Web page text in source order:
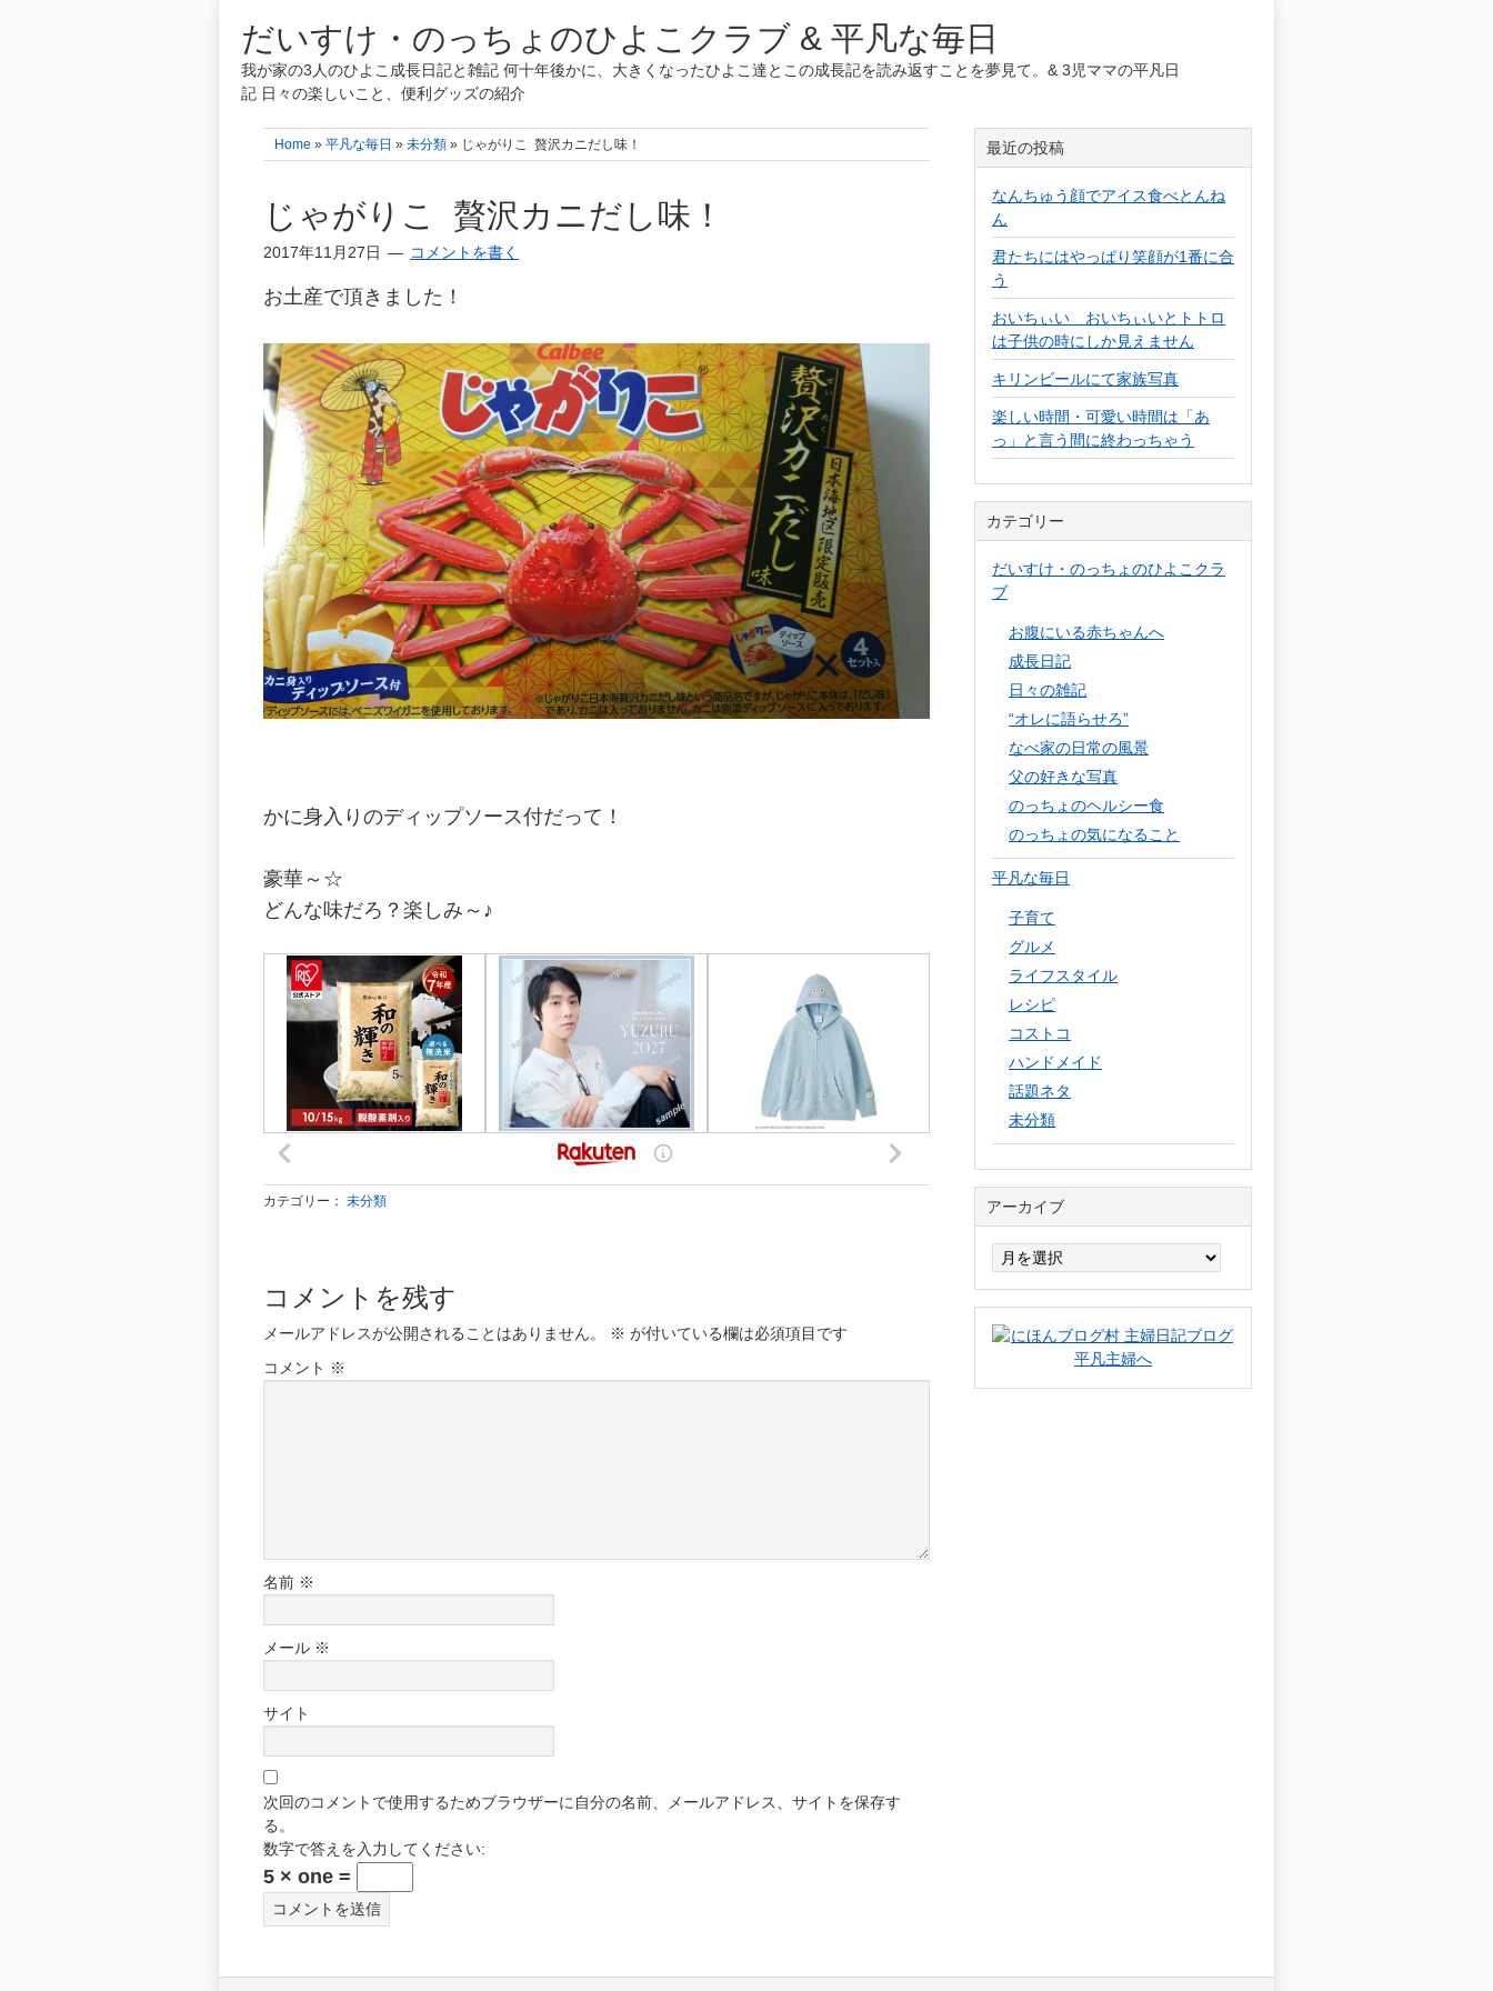
だいすけ・のっちょのひよこクラブ & 平凡な毎日
我が家の3人のひよこ成長日記と雑記 何十年後かに、大きくなったひよこ達とこの成長記を読み返すことを夢見て。& 3児ママの平凡日
記 日々の楽しいこと、便利グッズの紹介
Home » 平凡な毎日 » 未分類 » じゃがりこ 贅沢カニだし味！
じゃがりこ 贅沢カニだし味！
2017年11月27日 コメントを書く
お土産で頂きました！
かに身入りのディップソース付だって！
豪華～☆
どんな味だろ？楽しみ～♪
カテゴリー： 未分類
コメントを残す
メールアドレスが公開されることはありません。 ※ が付いている欄は必須項目です
コメント ※
名前 ※
メール ※
サイト
次回のコメントで使用するためブラウザーに自分の名前、メールアドレス、サイトを保存す
る。
数字で答えを入力してください:
5 × one =
最近の投稿
なんちゅう顔でアイス食べとんね
ん
君たちにはやっぱり笑顔が1番に合
う
おいちぃい おいちぃいとトトロ
は子供の時にしか見えません
キリンビールにて家族写真
楽しい時間・可愛い時間は「あ
っ」と言う間に終わっちゃう
カテゴリー
だいすけ・のっちょのひよこクラ
ブ
お腹にいる赤ちゃんへ
成長日記
日々の雑記
“オレに語らせろ”
なべ家の日常の風景
父の好きな写真
のっちょのヘルシー食
のっちょの気になること
平凡な毎日
子育て
グルメ
ライフスタイル
レシピ
コストコ
ハンドメイド
話題ネタ
未分類
アーカイブ
イ